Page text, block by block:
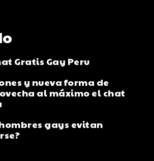
Gratis Gay Peru
y nueva forma de
al máximo el chat
gays evitan